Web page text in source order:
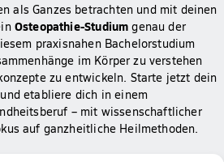
als Ganzes betrachten und mit deinen
Osteopathie-Studium genau der
praxisnahen Bachelorstudium
im Körper zu verstehen
zu entwickeln. Starte jetzt dein
etabliere dich in einem
– mit wissenschaftlicher
auf ganzheitliche Heilmethoden.